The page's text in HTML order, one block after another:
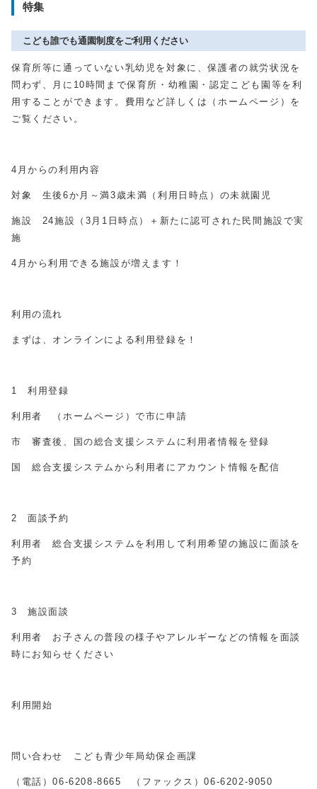
特集
こども誰でも通園制度をご利用ください
保育所等に通っていない乳幼児を対象に、保護者の就労状況を
問わず、月に 10 時間まで保育所・幼稚園・認定こども園等を利
用することができます。費用など詳しくは（ホームページ）を
ご覧ください。
4月からの利用内容
対象 生後 6か月～満3歳未満（利用日時点）の未就園児
施設 24施設（3月1日時点）＋新たに認可された民間施設で実
施
4月から利用できる施設が増えます！
利用の流れ
まずは、オンラインによる利用登録を！
1 利用登録
利用者 （ホームページ）で市に申請
市 審査後、国の総合支援システムに利用者情報を登録
国 総合支援システムから利用者にアカウント情報を配信
2 面談予約
利用者 総合支援システムを利用して利用希望の施設に面談を
予約
3 施設面談
利用者 お子さんの普段の様子やアレルギーなどの情報を面談
時にお知らせください
利用開始
問い合わせ こども青少年局幼保企画課
（電話）06-6208-8665 （ファックス）06-6202-9050